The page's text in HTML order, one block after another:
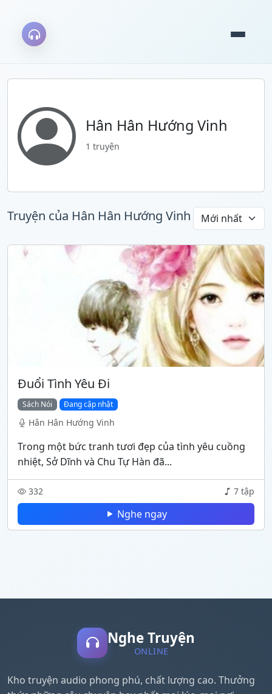
Hân Hân Hướng Vinh
1 truyện
Truyện của Hân Hân Hướng Vinh
Đuổi Tình Yêu Đi
Sách Nói Đang cập nhật
Hân Hân Hướng Vinh
Trong một bức tranh tươi đẹp của tình yêu cuồng
nhiệt, Sở Dĩnh và Chu Tự Hàn đã...
332 7 tập
Nghe ngay
Nghe Truyện
ONLINE
Kho truyện audio phong phú, chất lượng cao. Thưởng